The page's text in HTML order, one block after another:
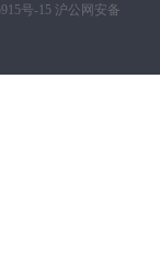
号-15 沪公网安备